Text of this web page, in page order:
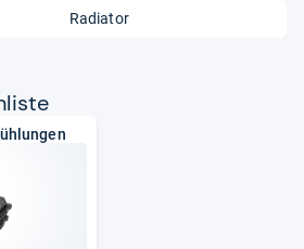
Radiator